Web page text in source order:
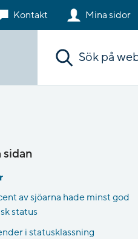
Kontakt Mina sidor
sidan
av sjöarna hade minst god
status
i statusklassning